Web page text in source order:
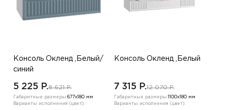
Консоль Окленд ,Белый/
синий
5 225 P.8 621 P.
Габаритные размеры:677х180 мм
Варианты исполнения (цвет):
Консоль Окленд ,Белый
7 315 P.12 070 P.
Габаритные размеры: 1100х180 мм
Варианты исполнения (цвет):